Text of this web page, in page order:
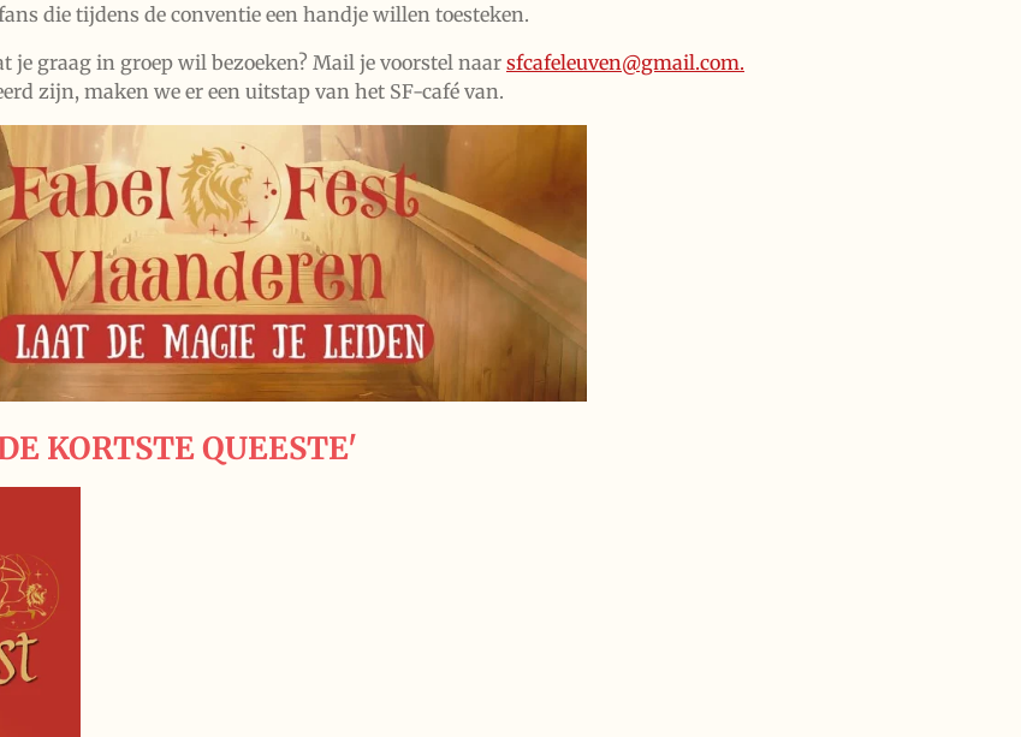
die tijdens de conventie een handje willen toesteken.
je graag in groep wil bezoeken? Mail je voorstel naar sfcafeleuven@gmail.com.
zijn, maken we er een uitstap van het SF-café van.
KORTSTE QUEESTE'